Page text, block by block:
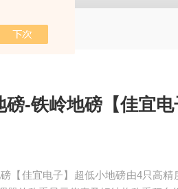
-铁岭地磅【佳宜电
【佳宜电子】超低小地磅由4只高